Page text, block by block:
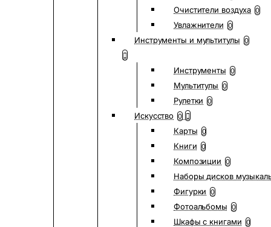
Очистители воздуха 0
Увлажнители 0
Инструменты и мультитулы 0
Инструменты 0
Мультитулы 0
Рулетки 0
Искусство 0
Карты 0
Книги 0
Композиции 0
Наборы дисков
Фигурки 0
Фотоальбомы 0
Шкафы с книгами 0